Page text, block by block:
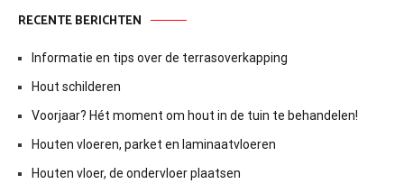
RECENTE BERICHTEN
Informatie en tips over de terrasoverkapping
Hout schilderen
Voorjaar? Hét moment om hout in de tuin te behandelen!
Houten vloeren, parket en laminaatvloeren
Houten vloer, de ondervloer plaatsen